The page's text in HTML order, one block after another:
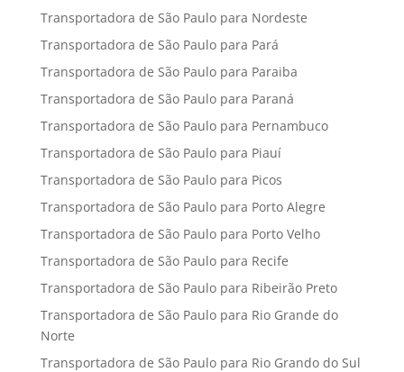
Transportadora de São Paulo para Nordeste
Transportadora de São Paulo para Pará
Transportadora de São Paulo para Paraiba
Transportadora de São Paulo para Paraná
Transportadora de São Paulo para Pernambuco
Transportadora de São Paulo para Piauí
Transportadora de São Paulo para Picos
Transportadora de São Paulo para Porto Alegre
Transportadora de São Paulo para Porto Velho
Transportadora de São Paulo para Recife
Transportadora de São Paulo para Ribeirão Preto
Transportadora de São Paulo para Rio Grande do
Norte
Transportadora de São Paulo para Rio Grando do Sul